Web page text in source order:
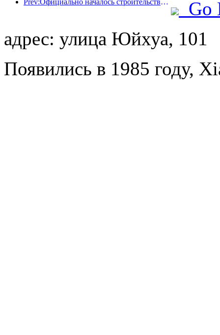
Go
адрес: улица Юйхуа, 101
Появились в 1985 году,